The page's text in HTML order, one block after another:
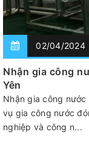
02/04/2024
Nhận gia công
Yên
Nhận gia công
vụ gia công nước
nghiệp và công n...